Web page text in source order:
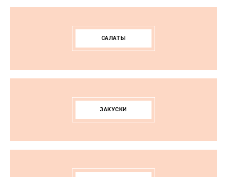
САЛАТЫ
ЗАКУСКИ